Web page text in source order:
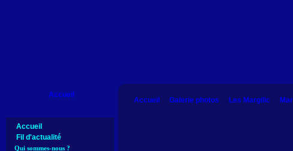
Accueil
Accueil
Fil d'actualité
Qui sommes-nous ?
Accueil Galerie photos Les Margilic